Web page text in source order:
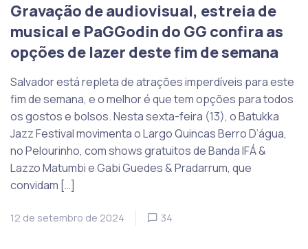
Gravação de audiovisual, estreia de
musical e PaGGodin do GG confira as
opções de lazer deste fim de semana
Salvador está repleta de atrações imperdíveis para este
fim de semana, e o melhor é que tem opções para todos
os gostos e bolsos. Nesta sexta-feira (13), o Batukka
Jazz Festival movimenta o Largo Quincas Berro D’água,
no Pelourinho, com shows gratuitos de Banda IFÁ &
Lazzo Matumbi e Gabi Guedes & Pradarrum, que
convidam […]
12 de setembro de 2024 34